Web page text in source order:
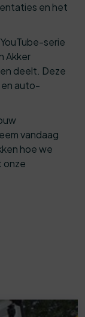
en het
serie
Akker
deelt. Deze
auto-
vandaag
hoe we
onze